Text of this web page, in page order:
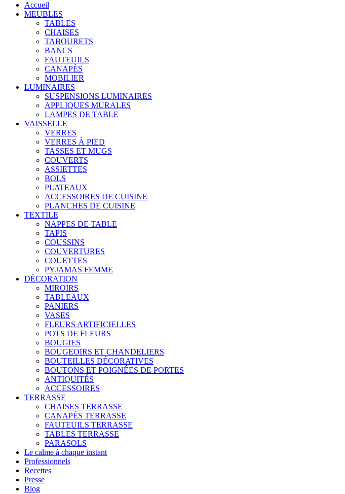
Accueil
MEUBLES
TABLES
CHAISES
TABOURETS
BANCS
FAUTEUILS
CANAPÉS
MOBILIER
LUMINAIRES
SUSPENSIONS LUMINAIRES
APPLIQUES MURALES
LAMPES DE TABLE
VAISSELLE
VERRES
VERRES À PIED
TASSES ET MUGS
COUVERTS
ASSIETTES
BOLS
PLATEAUX
ACCESSOIRES DE CUISINE
PLANCHES DE CUISINE
TEXTILE
NAPPES DE TABLE
TAPIS
COUSSINS
COUVERTURES
COUETTES
PYJAMAS FEMME
DÉCORATION
MIROIRS
TABLEAUX
PANIERS
VASES
FLEURS ARTIFICIELLES
POTS DE FLEURS
BOUGIES
BOUGEOIRS ET CHANDELIERS
BOUTEILLES DÉCORATIVES
BOUTONS ET POIGNÉES DE PORTES
ANTIQUITÉS
ACCESSOIRES
TERRASSE
CHAISES TERRASSE
CANAPÉS TERRASSE
FAUTEUILS TERRASSE
TABLES TERRASSE
PARASOLS
Le calme à chaque instant
Professionnels
Recettes
Presse
Blog